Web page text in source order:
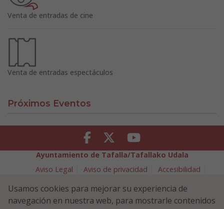
Venta de entradas de cine
Venta de entradas espectáculos
Próximos Eventos
Facebook Twitter Youtube
Ayuntamiento de Tafalla/Tafallako Udala
Aviso Legal
Aviso de privacidad
Accesibilidad
Política de Seguridad de la Información
Plaza Navarra 5 - 31300 Tafalla (NAVARRA)
948 70 18 11
Usamos cookies para mejorar su experiencia de
navegación en nuestra web, para mostrarle contenidos